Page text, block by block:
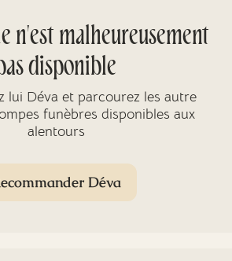
n'est malheureusement
disponible
lui Déva et parcourez les autre
funèbres disponibles aux
alentours
Déva